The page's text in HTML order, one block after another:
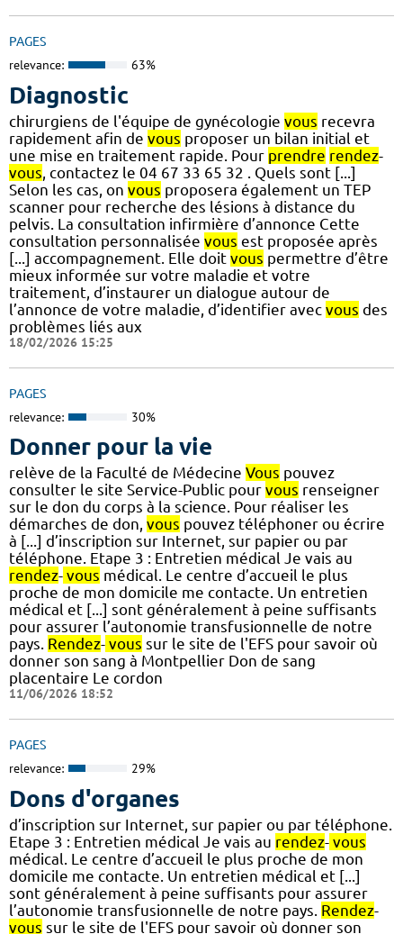
PAGES
relevance: 63%
Diagnostic
chirurgiens de l'équipe de gynécologie vous recevra
rapidement afin de vous proposer un bilan initial et
une mise en traitement rapide. Pour prendre rendez-
vous , contactez le 04 67 33 65 32 . Quels sont [...]
Selon les cas, on vous proposera également un TEP
scanner pour recherche des lésions à distance du
pelvis. La consultation infirmière d’annonce Cette
consultation personnalisée vous est proposée après
[...] accompagnement. Elle doit vous permettre d’être
mieux informée sur votre maladie et votre
traitement, d’instaurer un dialogue autour de
l’annonce de votre maladie, d’identifier avec vous des
problèmes liés aux
18/02/2026 15:25
PAGES
relevance: 30%
Donner pour la vie
relève de la Faculté de Médecine Vous pouvez
consulter le site Service-Public pour vous renseigner
sur le don du corps à la science. Pour réaliser les
démarches de don, vous pouvez téléphoner ou écrire
à [...] d’inscription sur Internet, sur papier ou par
téléphone. Etape 3 : Entretien médical Je vais au
rendez- vous médical. Le centre d’accueil le plus
proche de mon domicile me contacte. Un entretien
médical et [...] sont généralement à peine suffisants
pour assurer l’autonomie transfusionnelle de notre
pays. Rendez- vous sur le site de l'EFS pour savoir où
donner son sang à Montpellier Don de sang
placentaire Le cordon
11/06/2026 18:52
PAGES
relevance: 29%
Dons d'organes
d’inscription sur Internet, sur papier ou par téléphone.
Etape 3 : Entretien médical Je vais au rendez- vous
médical. Le centre d’accueil le plus proche de mon
domicile me contacte. Un entretien médical et [...]
sont généralement à peine suffisants pour assurer
l’autonomie transfusionnelle de notre pays. Rendez-
vous sur le site de l'EFS pour savoir où donner son